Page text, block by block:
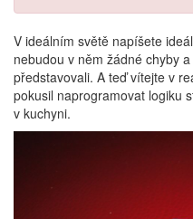
V ideálním světě napíšete
nebudou v něm žádné chyby
představovali. A teď vítejte v
pokusil naprogramovat logiku
v kuchyni.